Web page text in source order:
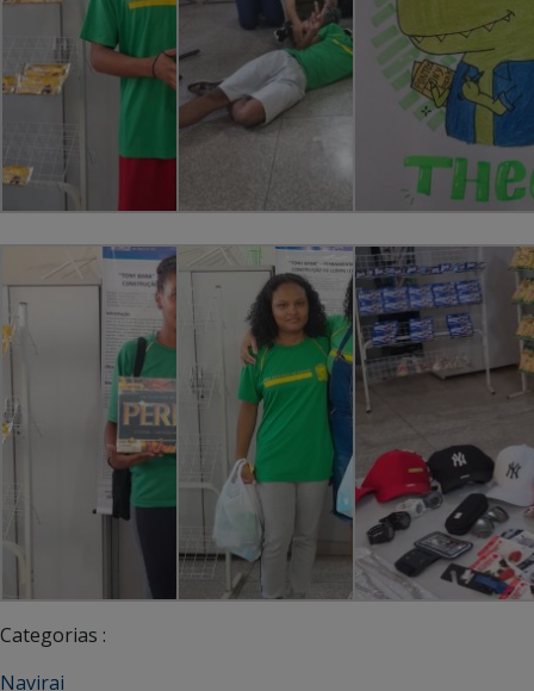
Categorias :
Navirai